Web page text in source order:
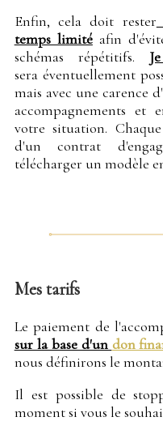
Enfin, cela doit rester
temps limitéafin
schémas répétitifs.
sera éventuellement
mais avec une carence
accompagnements
votre situation.
d'un contrat
télécharger un modèle
Mes tarifs
Le paiement de
sur la base d'un don
nous définirons le
Il est possible de
moment si vous le